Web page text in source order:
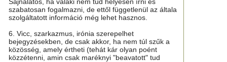
szabatosan fogalmazni, de ettől függetlenül az általa
szolgáltatott információ még lehet hasznos.
6. Vicc, szarkazmus, irónia szerepelhet
bejegyzésekben, de csak akkor, ha nem túl szűk a
közösség, amely értheti (tehát kár olyan poént
közzétenni, amin csak maréknyi "beavatott" tud